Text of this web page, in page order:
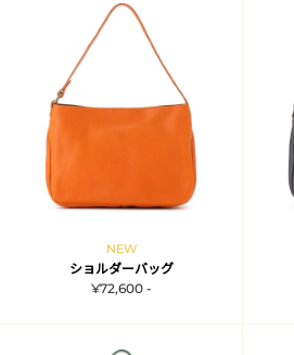
NEW
ショルダーバッグ
¥72,600 -